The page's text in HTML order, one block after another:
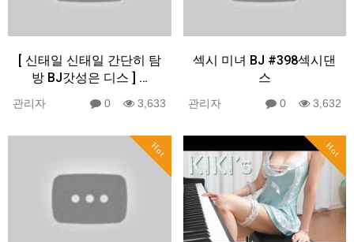
[ 신태일 신태일 간단히 탐
방 BJ갓성은 디스 ] …
관리자 0 3,633
섹시 미녀 BJ #398섹시댄
스
관리자 0 3,632
Hot Hot